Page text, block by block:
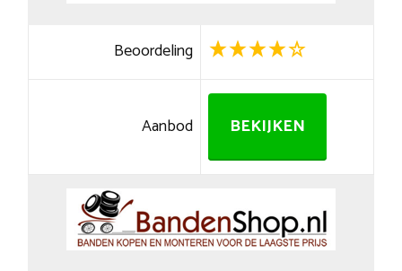
Beoordeling
Aanbod BEKIJKEN